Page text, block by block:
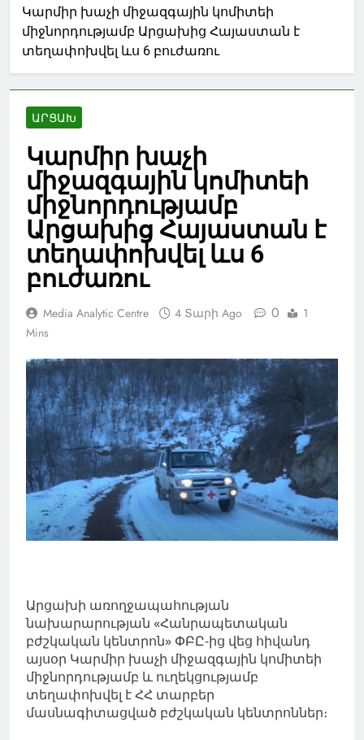
Կարմիր խաչի միջազգային կոմիտեի
միջնորդությամբ Արցախից Հայաստան է
տեղափոխվել ևս 6 բուժառու
ԱՐՑԱԽ
Կարմիր խաչի
միջազգային կոմիտեի
միջնորդությամբ
Արցախից Հայաստան է
տեղափոխվել ևս 6
բուժառու
Media Analytic Centre 4 Տարի Ago 0
1
Mins
Արցախի առողջապահության
նախարարության «Հանրապետական
բժշկական կենտրոն» ՓԲԸ-ից վեց հիվանդ
այսօր Կարմիր խաչի միջազգային կոմիտեի
միջնորդությամբ և ուղեկցությամբ
տեղափոխվել է ՀՀ տարբեր
մասնագիտացված բժշկական կենտրոններ։